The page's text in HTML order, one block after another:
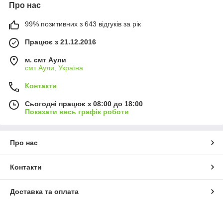
Про нас
99% позитивних з 643 відгуків за рік
Працює з 21.12.2016
м. смт Аули
смт Аули, Україна
Контакти
Сьогодні працює з 08:00 до 18:00
Показати весь графік роботи
Про нас
Контакти
Доставка та оплата